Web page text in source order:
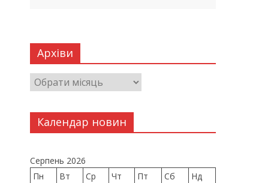
Архіви
Календар новин
Серпень 2026
Пн
Вт Ср Чт Пт Сб
Нд